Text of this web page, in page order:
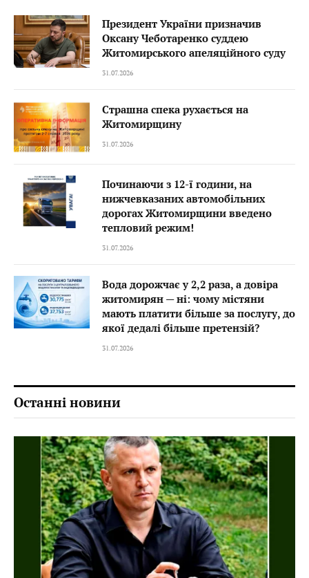
Президент України призначив
Оксану Чеботаренко суддею
Житомирського апеляційного суду
31.07.2026
Страшна спека рухається на
Житомирщину
31.07.2026
Починаючи з 12-ї години, на
нижчевказаних автомобільних
дорогах Житомирщини введено
тепловий режим!
31.07.2026
Вода дорожчає у 2,2 раза, а довіра
житомирян — ні: чому містяни
мають платити більше за послугу, до
якої дедалі більше претензій?
31.07.2026
Останні новини